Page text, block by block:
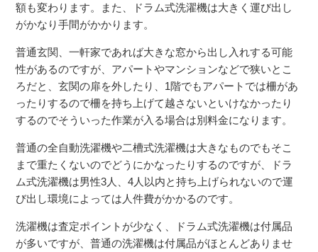
額も変わります。また、ドラム式洗濯機は大きく運び出し
がかなり手間がかかります。
普通玄関、一軒家であれば大きな窓から出し入れする可能
性があるのですが、アパートやマンションなどで狭いとこ
ろだと、玄関の扉を外したり、1階でもアパートでは柵があ
ったりするので柵を持ち上げて越さないといけなかったり
するのでそういった作業が入る場合は別料金になります。
普通の全自動洗濯機や二槽式洗濯機は大きなものでもそこ
まで重たくないのでどうにかなったりするのですが、ドラ
ム式洗濯機は男性3人、4人以内と持ち上げられないので運
び出し環境によっては人件費がかかるのです。
洗濯機は査定ポイントが少なく、ドラム式洗濯機は付属品
が多いですが、普通の洗濯機は付属品がほとんどありませ